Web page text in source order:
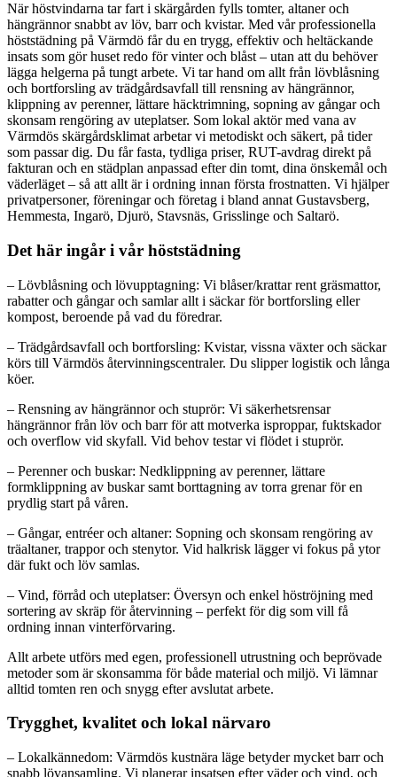
När höstvindarna tar fart i skärgården fylls tomter, altaner och
hängrännor snabbt av löv, barr och kvistar. Med vår professionella
höststädning på Värmdö får du en trygg, effektiv och heltäckande
insats som gör huset redo för vinter och blåst – utan att du behöver
lägga helgerna på tungt arbete. Vi tar hand om allt från lövblåsning
och bortforsling av trädgårdsavfall till rensning av hängrännor,
klippning av perenner, lättare häcktrimning, sopning av gångar och
skonsam rengöring av uteplatser. Som lokal aktör med vana av
Värmdös skärgårdsklimat arbetar vi metodiskt och säkert, på tider
som passar dig. Du får fasta, tydliga priser, RUT-avdrag direkt på
fakturan och en städplan anpassad efter din tomt, dina önskemål och
väderläget – så att allt är i ordning innan första frostnatten. Vi hjälper
privatpersoner, föreningar och företag i bland annat Gustavsberg,
Hemmesta, Ingarö, Djurö, Stavsnäs, Grisslinge och Saltarö.
Det här ingår i vår höststädning
– Lövblåsning och lövupptagning: Vi blåser/krattar rent gräsmattor,
rabatter och gångar och samlar allt i säckar för bortforsling eller
kompost, beroende på vad du föredrar.
– Trädgårdsavfall och bortforsling: Kvistar, vissna växter och säckar
körs till Värmdös återvinningscentraler. Du slipper logistik och långa
köer.
– Rensning av hängrännor och stuprör: Vi säkerhetsrensar
hängrännor från löv och barr för att motverka isproppar, fuktskador
och overflow vid skyfall. Vid behov testar vi flödet i stuprör.
– Perenner och buskar: Nedklippning av perenner, lättare
formklippning av buskar samt borttagning av torra grenar för en
prydlig start på våren.
– Gångar, entréer och altaner: Sopning och skonsam rengöring av
träaltaner, trappor och stenytor. Vid halkrisk lägger vi fokus på ytor
där fukt och löv samlas.
– Vind, förråd och uteplatser: Översyn och enkel höströjning med
sortering av skräp för återvinning – perfekt för dig som vill få
ordning innan vinterförvaring.
Allt arbete utförs med egen, professionell utrustning och beprövade
metoder som är skonsamma för både material och miljö. Vi lämnar
alltid tomten ren och snygg efter avslutat arbete.
Trygghet, kvalitet och lokal närvaro
– Lokalkännedom: Värmdös kustnära läge betyder mycket barr och
snabb lövansamling. Vi planerar insatsen efter väder och vind, och